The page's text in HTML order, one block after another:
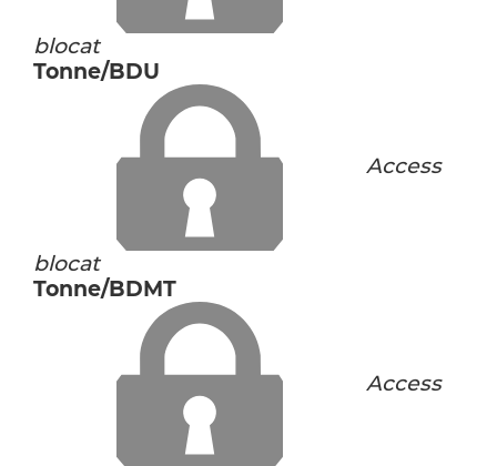
blocat
Tonne/BDU
Access
blocat
Tonne/BDMT
Access